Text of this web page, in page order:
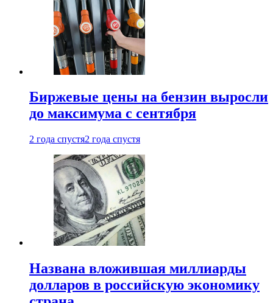
Биржевые цены на бензин выросли
до максимума с сентября
2 года спустя2 года спустя
Названа вложившая миллиарды
долларов в российскую экономику